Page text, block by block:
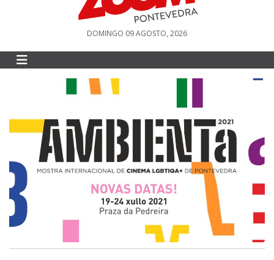
DOMINGO 09 AGOSTO, 2026